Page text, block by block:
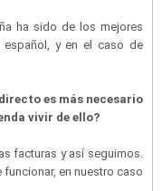
ha sido de los mejores
español, y en el caso de
es más necesario
vivir de ello?
facturas y así seguimos.
en nuestro caso